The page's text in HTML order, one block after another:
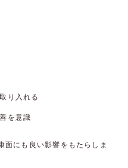
り入れる
を意識
面にも良い影響をもたらしま